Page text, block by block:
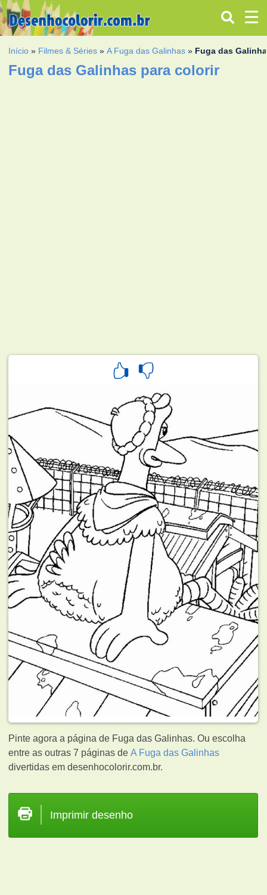
Início » Filmes & Séries »A Fuga das Galinhas » Fuga das
Fuga das Galinhas para colorir
Pinte agora a página de Fuga das Galinhas. Ou escolha
entre as outras 7 páginas deA Fuga das Galinhas
divertidas em desenhocolorir.com.br.
Imprimir desenho